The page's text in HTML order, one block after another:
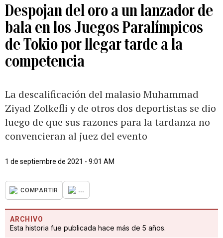
Despojan del oro a un lanzador de
bala en los Juegos Paralímpicos
de Tokio por llegar tarde a la
competencia
La descalificación del malasio Muhammad
Ziyad Zolkefli y de otros dos deportistas se dio
luego de que sus razones para la tardanza no
convencieran al juez del evento
1 de septiembre de 2021 - 9:01 AM
COMPARTIR ...
ARCHIVO
Esta historia fue publicada hace más de 5 años.